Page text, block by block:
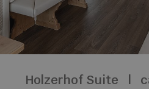
Holzerhof Suite |